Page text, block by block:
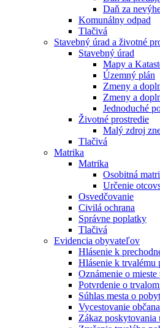
Daň za
Komunálny odpad
Tlačivá
Stavebný úrad a životné
Stavebný úrad
Mapy a
Územný plán
Zmeny a
Zmeny a
Jednoduché
Životné prostredie
Malý zdroj
Tlačivá
Matrika
Matrika
Osobitná
Určenie
Osvedčovanie
Civilá ochrana
Správne poplatky
Tlačivá
Evidencia obyvateľov
Hlásenie k
Hlásenie k trvalému
Oznámenie o mieste
Potvrdenie o
Súhlas mesta o
Vycestovanie
Zákaz poskytovania